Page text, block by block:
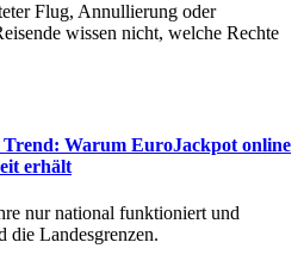
Flug, Annullierung oder
wissen nicht, welche Rechte
Warum EuroJackpot online
erhält
nur national funktioniert und
die Landesgrenzen.